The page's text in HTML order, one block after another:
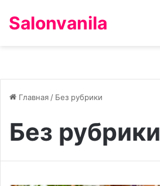
Salonvanila
Главная / Без рубрики
Без рубрики